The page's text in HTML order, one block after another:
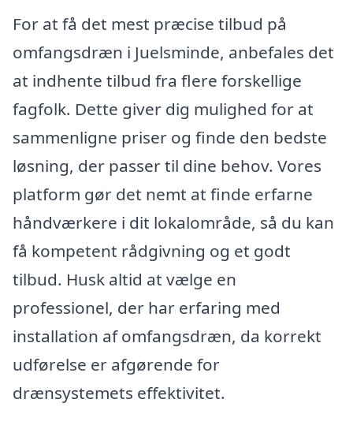
For at få det mest præcise tilbud på
omfangsdræn i Juelsminde, anbefales det
at indhente tilbud fra flere forskellige
fagfolk. Dette giver dig mulighed for at
sammenligne priser og finde den bedste
løsning, der passer til dine behov. Vores
platform gør det nemt at finde erfarne
håndværkere i dit lokalområde, så du kan
få kompetent rådgivning og et godt
tilbud. Husk altid at vælge en
professionel, der har erfaring med
installation af omfangsdræn, da korrekt
udførelse er afgørende for
drænsystemets effektivitet.